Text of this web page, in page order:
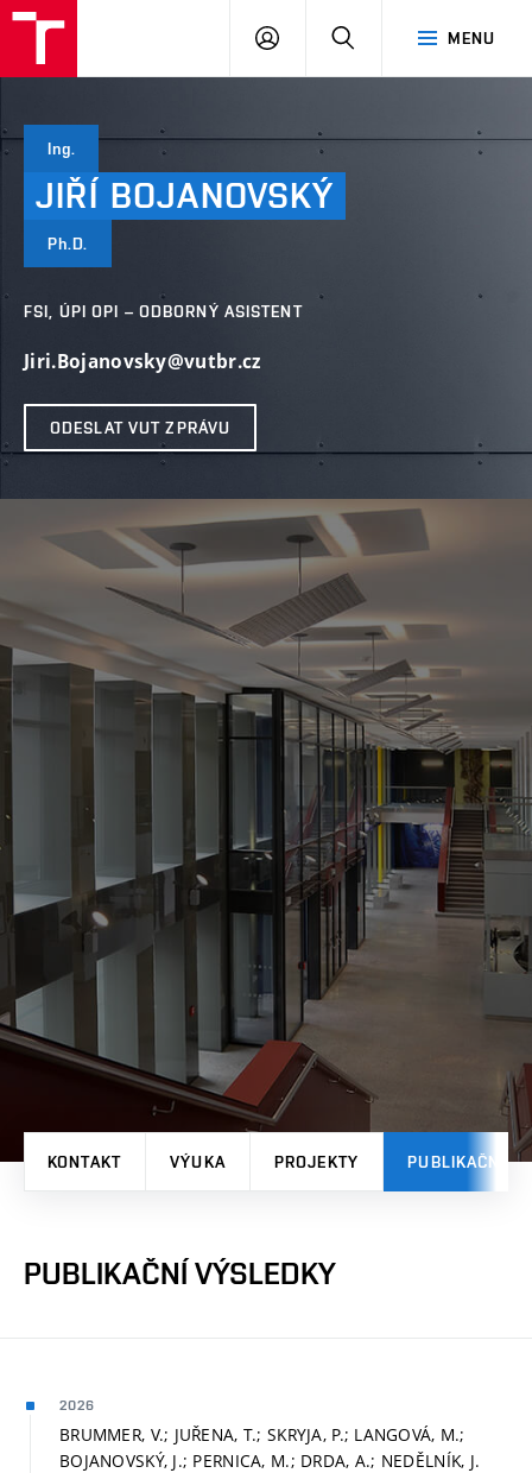
MENU
PŘIHLÁSIT
Ing.
JIŘÍ BOJANOVSKÝ
Ph.D.
FSI, ÚPI OPI – ODBORNÝ ASISTENT
Jiri.Bojanovsky@vutbr.cz
ODESLAT VUT ZPRÁVU
KONTAKT VÝUKA PROJEKTY PUBLIKAČNÍ
PUBLIKAČNÍ VÝSLEDKY
2026
BRUMMER, V.; JUŘENA, T.; SKRYJA, P.; LANGOVÁ, M.;
BOJANOVSKÝ, J.; PERNICA, M.; DRDA, A.; NEDĚLNÍK, J.